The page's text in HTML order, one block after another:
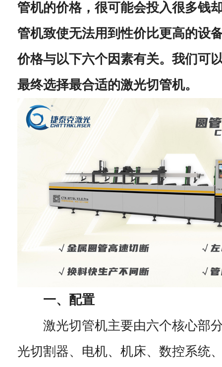
管机的价格，很可能会投入很多钱
管机致使无法用到性价比更高的设
价格与以下六个因素有关。我们可
最终选择最合适的激光切管机。
一、配置
激光切管机主要由六个核心部分
光切割器、电机、机床、数控系统